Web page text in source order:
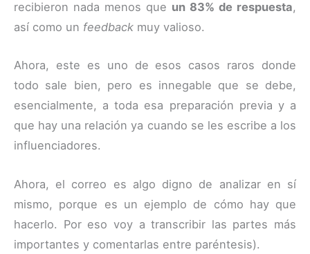
recibieron nada menos que un 83% de respuesta,
así como un feedback muy valioso.
Ahora, este es uno de esos casos raros donde
todo sale bien, pero es innegable que se debe,
esencialmente, a toda esa preparación previa y a
que hay una relación ya cuando se les escribe a los
influenciadores.
Ahora, el correo es algo digno de analizar en sí
mismo, porque es un ejemplo de cómo hay que
hacerlo. Por eso voy a transcribir las partes más
importantes y comentarlas entre paréntesis).